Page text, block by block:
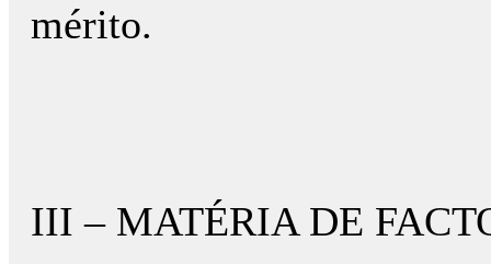
mérito.
III – MATÉRIA DE